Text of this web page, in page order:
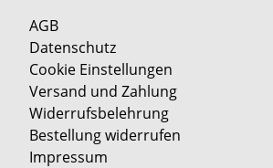
AGB
Datenschutz
Cookie Einstellungen
Versand und Zahlung
Widerrufsbelehrung
Bestellung widerrufen
Impressum